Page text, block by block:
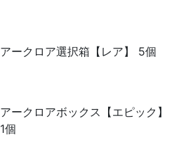
アークロア選択箱【レア】 5個
アークロアボックス【エピック】
1個